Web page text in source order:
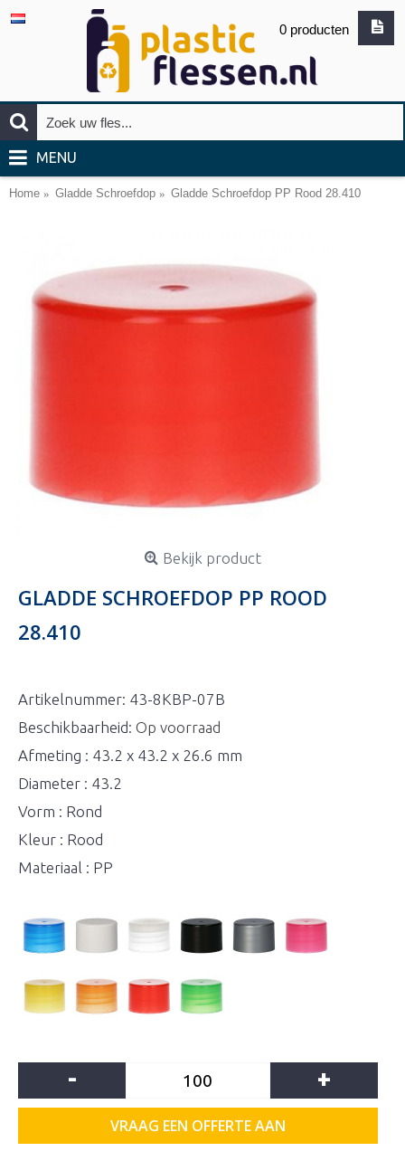
0 producten
MENU
Home Gladde Schroefdop Gladde Schroefdop PP Rood 28.410
Bekijk product
GLADDE SCHROEFDOP PP ROOD
28.410
Artikelnummer: 43-8KBP-07B
Beschikbaarheid: Op voorraad
Afmeting : 43.2 x 43.2 x 26.6 mm
Diameter : 43.2
Vorm : Rond
Kleur : Rood
Materiaal : PP
- +
VRAAG EEN OFFERTE AAN